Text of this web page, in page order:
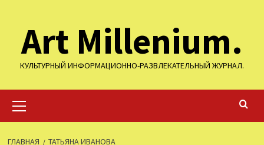
содержимому
Art Millenium.
КУЛЬТУРНЫЙ ИНФОРМАЦИОННО-РАЗВЛЕКАТЕЛЬНЫЙ ЖУРНАЛ.
меню
ГЛАВНАЯ ТАТЬЯНА ИВАНОВА